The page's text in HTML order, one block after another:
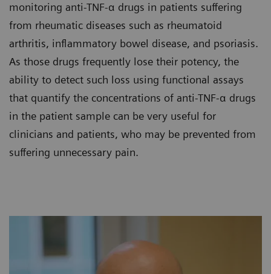
monitoring anti-TNF-α drugs in patients suffering
from rheumatic diseases such as rheumatoid
arthritis, inflammatory bowel disease, and psoriasis.
As those drugs frequently lose their potency, the
ability to detect such loss using functional assays
that quantify the concentrations of anti-TNF-α drugs
in the patient sample can be very useful for
clinicians and patients, who may be prevented from
suffering unnecessary pain.